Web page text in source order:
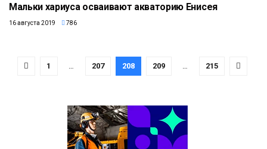
Мальки хариуса осваивают акваторию Енисея
16 августа 2019 786
1 207 208 209 215